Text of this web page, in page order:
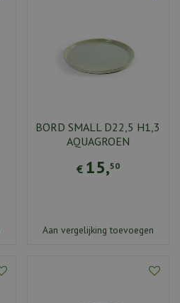
BORD SMALL D22,5 H1,3
AQUAGROEN
€ 15,50
Aan vergelijking toevoegen